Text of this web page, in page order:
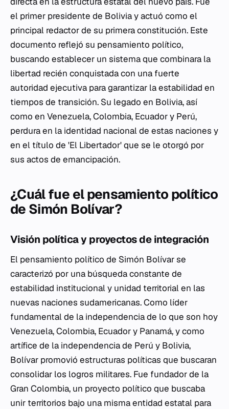
el primer presidente de Bolivia y actuó como el
principal redactor de su primera constitución. Este
documento reflejó su pensamiento político,
buscando establecer un sistema que combinara la
libertad recién conquistada con una fuerte
autoridad ejecutiva para garantizar la estabilidad en
tiempos de transición. Su legado en Bolivia, así
como en Venezuela, Colombia, Ecuador y Perú,
perdura en la identidad nacional de estas naciones y
en el título de 'El Libertador' que se le otorgó por
sus actos de emancipación.
¿Cuál fue el pensamiento político
de Simón Bolívar?
Visión política y proyectos de integración
El pensamiento político de Simón Bolívar se
caracterizó por una búsqueda constante de
estabilidad institucional y unidad territorial en las
nuevas naciones sudamericanas. Como líder
fundamental de la independencia de lo que son hoy
Venezuela, Colombia, Ecuador y Panamá, y como
artífice de la independencia de Perú y Bolivia,
Bolívar promovió estructuras políticas que buscaran
consolidar los logros militares. Fue fundador de la
Gran Colombia, un proyecto político que buscaba
unir territorios bajo una misma entidad estatal para